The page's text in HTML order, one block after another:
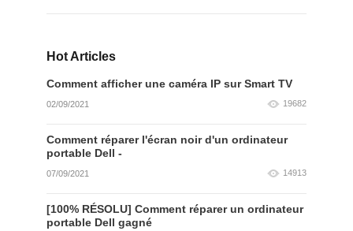
Hot Articles
Comment afficher une caméra IP sur Smart TV
02/09/2021 19682
Comment réparer l'écran noir d'un ordinateur
portable Dell -
07/09/2021 14913
[100% RÉSOLU] Comment réparer un ordinateur
portable Dell gagné